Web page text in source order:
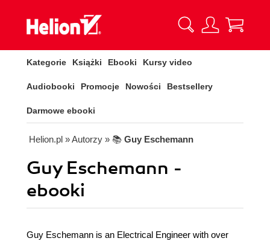
Kategorie Książki Ebooki Kursy video
Audiobooki Promocje Nowości Bestsellery
Darmowe ebooki
Helion.pl » Autorzy » 📚 Guy Eschemann
Guy Eschemann -
ebooki
Guy Eschemann is an Electrical Engineer with over